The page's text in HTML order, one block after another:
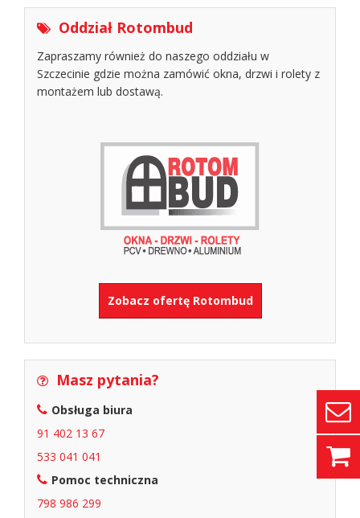
Oddział Rotombud
Zapraszamy również do naszego oddziału w
Szczecinie gdzie można zamówić okna, drzwi i rolety z
montażem lub dostawą.
Zobacz ofertę Rotombud
Masz pytania?
Obsługa biura
91 402 13 67
533 041 041
Pomoc techniczna
798 986 299